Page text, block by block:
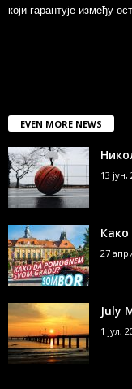
који гарантује између
EVEN MORE NEWS
13 јун,
27
July
1 јул,